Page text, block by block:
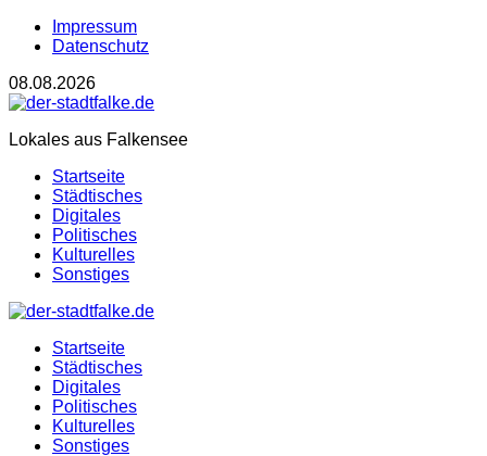
Impressum
Datenschutz
08.08.2026
Lokales aus Falkensee
Startseite
Städtisches
Digitales
Politisches
Kulturelles
Sonstiges
Startseite
Städtisches
Digitales
Politisches
Kulturelles
Sonstiges